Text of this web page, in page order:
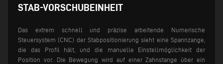
STAB-VORSCHUBEINHEIT
Das extrem schnell und präzise arbeitende Numerische
Steuersystem (CNC) der Stabpositionierung sieht eine Spannzange,
die das Profil hält, und die manuelle Einstellmöglichkeit der
Position vor. Die Bewegung wird auf einer Zahnstange über ein